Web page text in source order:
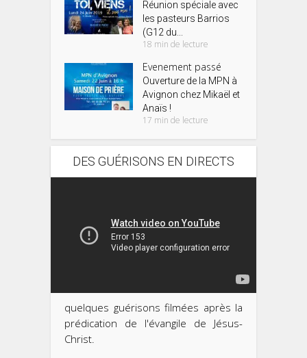
Réunion spéciale avec
les pasteurs Barrios
(G12 du...
18 min de lecture
Evenement passé
Ouverture de la MPN à
Avignon chez Mikaël et
Anaïs !
17 min de lecture
DES GUÉRISONS EN DIRECTS
quelques guérisons filmées après la
prédication de l'évangile de Jésus-
Christ.